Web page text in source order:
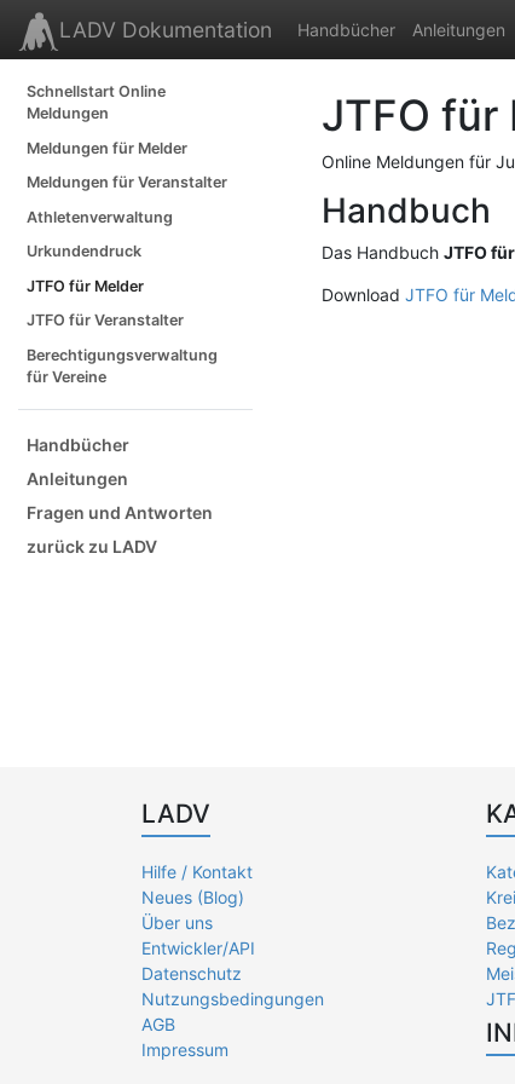
LADV Dokumentation Handbücher Anleitungen
Schnellstart Online
Meldungen
Meldungen für Melder
Meldungen für Veranstalter
Athletenverwaltung
Urkundendruck
JTFO für Melder
JTFO für Veranstalter
Berechtigungsverwaltung
für Vereine
Handbücher
Anleitungen
Fragen und Antworten
zurück zu LADV
JTFO für
Online Meldungen für
Handbuch
Das Handbuch JTFO
Download JTFO für
LADV
Hilfe / Kontakt
Neues (Blog)
Über uns
Entwickler/API
Datenschutz
Nutzungsbedingungen
AGB
Impressum